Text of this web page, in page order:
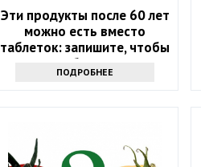
Эти продукты после 60 лет
можно есть вместо
таблеток: запишите, чтобы
не болеть
ПОДРОБНЕЕ